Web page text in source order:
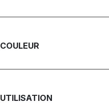
COULEUR
UTILISATION